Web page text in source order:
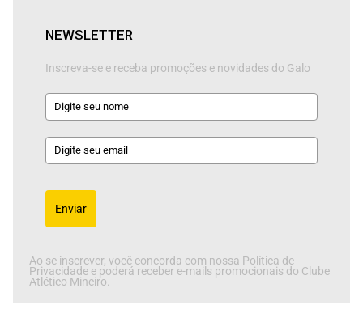
NEWSLETTER
Inscreva-se e receba promoções e novidades do Galo
Enviar
Ao se inscrever, você concorda com nossa Política de
Privacidade e poderá receber e-mails promocionais do Clube
Atlético Mineiro.